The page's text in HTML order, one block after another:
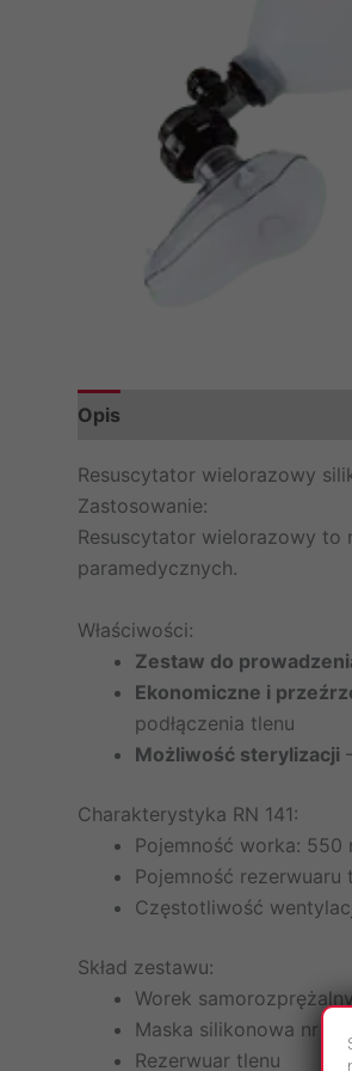
Opis
Resuscytator wielorazowy
Zastosowanie:
Resuscytator wielorazowy to
paramedycznych.
Właściwości:
Zestaw do
Ekonomiczne i
podłączenia tlenu
Możliwość sterylizacji
Charakterystyka RN 141:
Pojemność worka: 550
Pojemność rezerwuaru
Częstotliwość
Skład zestawu:
Worek
Maska silikonowa nr 2
Rezerwuar tlenu